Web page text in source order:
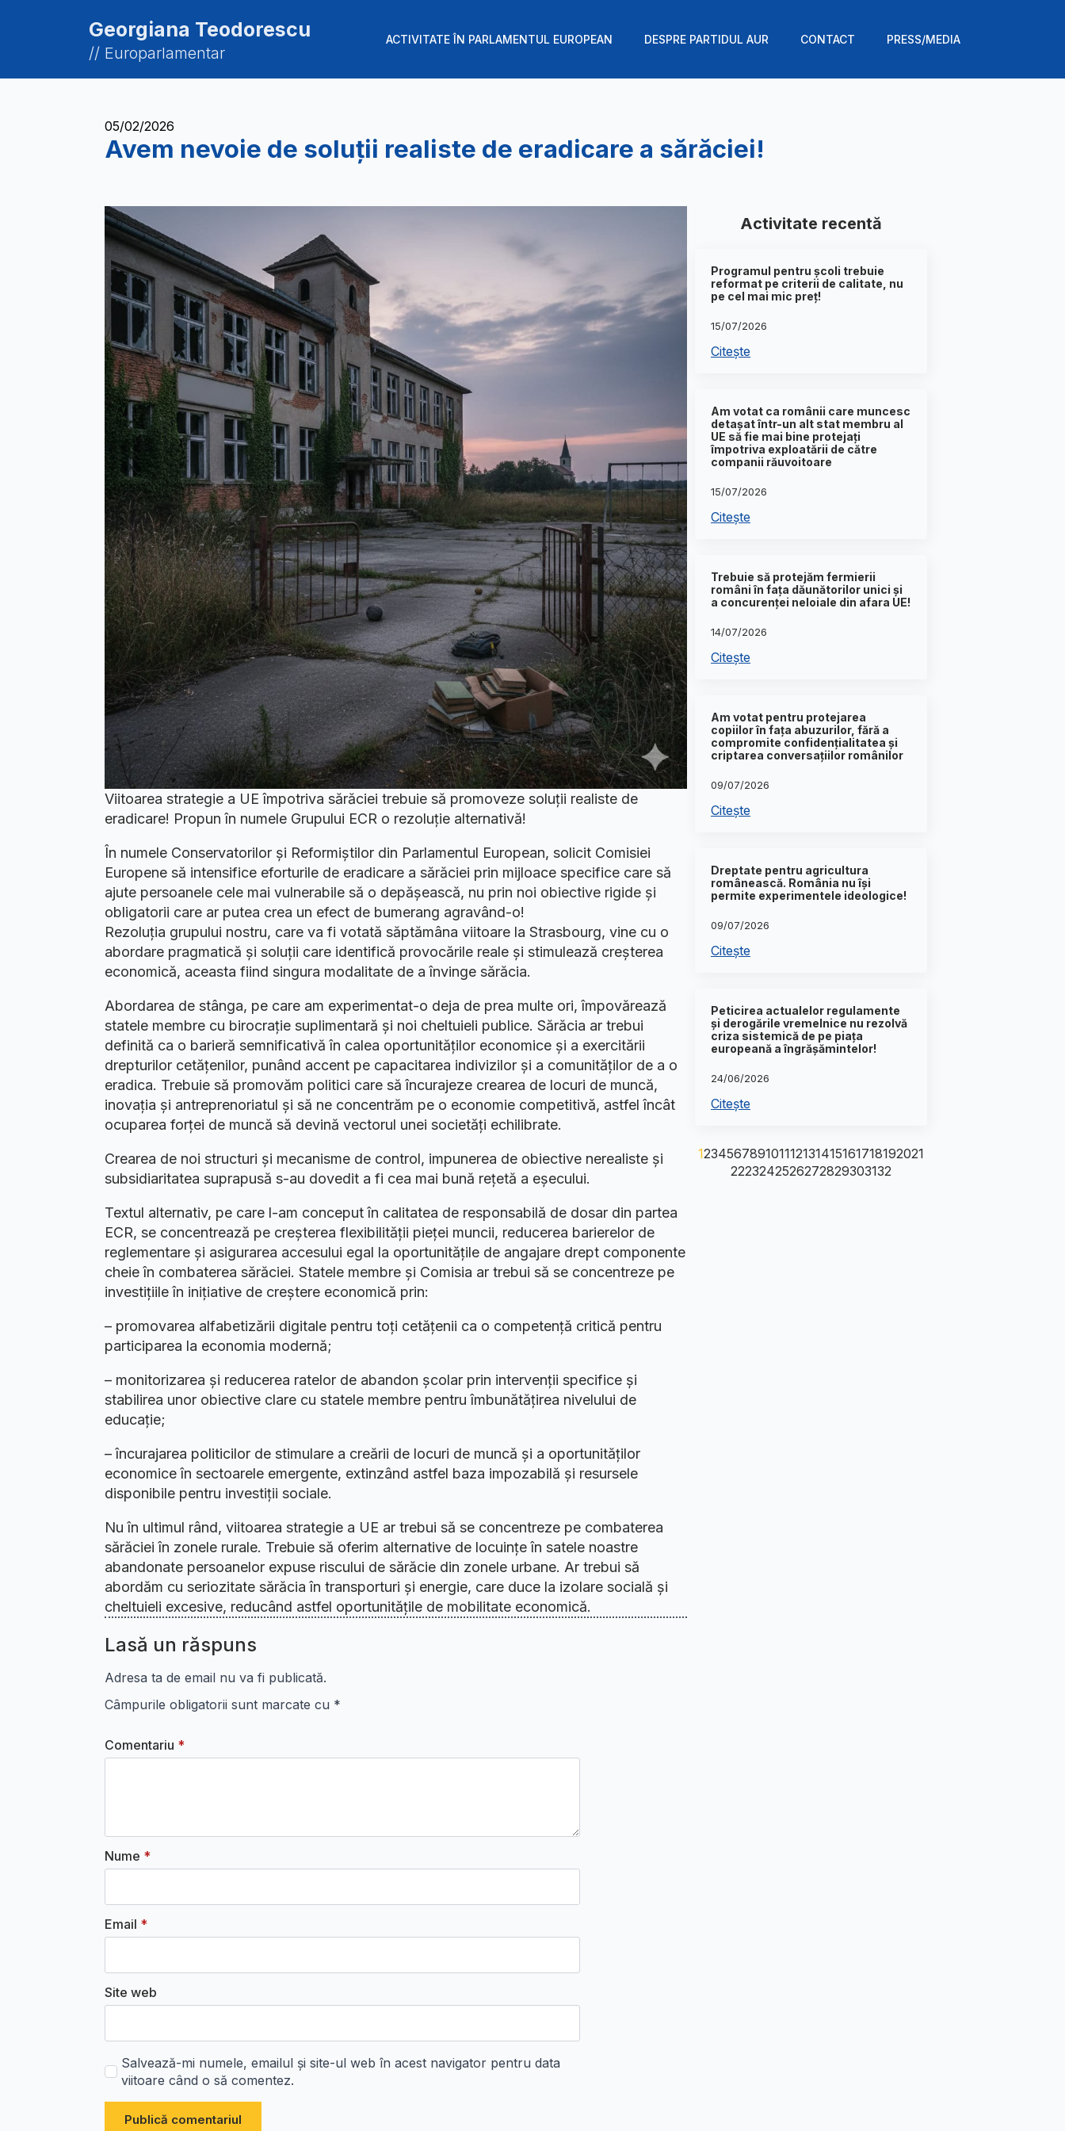
Georgiana Teodorescu
// Europarlamentar
ACTIVITATE ÎN PARLAMENTUL EUROPEAN DESPRE PARTIDUL AUR CONTACT PRESS/MEDIA
05/02/2026
Avem nevoie de soluții realiste de eradicare a sărăciei!
Viitoarea strategie a UE împotriva sărăciei trebuie să promoveze soluții realiste de
eradicare! Propun în numele Grupului ECR o rezoluție alternativă!
În numele Conservatorilor și Reformiștilor din Parlamentul European, solicit Comisiei
Europene să intensifice eforturile de eradicare a sărăciei prin mijloace specifice care să
ajute persoanele cele mai vulnerabile să o depășească, nu prin noi obiective rigide și
obligatorii care ar putea crea un efect de bumerang agravând-o!
Rezoluția grupului nostru, care va fi votată săptămâna viitoare la Strasbourg, vine cu o
abordare pragmatică și soluții care identifică provocările reale și stimulează creșterea
economică, aceasta fiind singura modalitate de a învinge sărăcia.
Abordarea de stânga, pe care am experimentat-o deja de prea multe ori, împovărează
statele membre cu birocrație suplimentară și noi cheltuieli publice. Sărăcia ar trebui
definită ca o barieră semnificativă în calea oportunităților economice și a exercitării
drepturilor cetățenilor, punând accent pe capacitarea indivizilor și a comunităților de a o
eradica. Trebuie să promovăm politici care să încurajeze crearea de locuri de muncă,
inovația și antreprenoriatul și să ne concentrăm pe o economie competitivă, astfel încât
ocuparea forței de muncă să devină vectorul unei societăți echilibrate.
Crearea de noi structuri și mecanisme de control, impunerea de obiective nerealiste și
subsidiaritatea suprapusă s-au dovedit a fi cea mai bună rețetă a eșecului.
Textul alternativ, pe care l-am conceput în calitatea de responsabilă de dosar din partea
ECR, se concentrează pe creșterea flexibilității pieței muncii, reducerea barierelor de
reglementare și asigurarea accesului egal la oportunitățile de angajare drept componente
cheie în combaterea sărăciei. Statele membre și Comisia ar trebui să se concentreze pe
investițiile în inițiative de creștere economică prin:
– promovarea alfabetizării digitale pentru toți cetățenii ca o competență critică pentru
participarea la economia modernă;
– monitorizarea și reducerea ratelor de abandon școlar prin intervenții specifice și
stabilirea unor obiective clare cu statele membre pentru îmbunătățirea nivelului de
educație;
– încurajarea politicilor de stimulare a creării de locuri de muncă și a oportunităților
economice în sectoarele emergente, extinzând astfel baza impozabilă și resursele
disponibile pentru investiții sociale.
Nu în ultimul rând, viitoarea strategie a UE ar trebui să se concentreze pe combaterea
sărăciei în zonele rurale. Trebuie să oferim alternative de locuințe în satele noastre
abandonate persoanelor expuse riscului de sărăcie din zonele urbane. Ar trebui să
abordăm cu seriozitate sărăcia în transporturi și energie, care duce la izolare socială și
cheltuieli excesive, reducând astfel oportunitățile de mobilitate economică.
Lasă un răspuns
Adresa ta de email nu va fi publicată.
Câmpurile obligatorii sunt marcate cu *
Comentariu *
Nume *
Email *
Site web
Salvează-mi numele, emailul și site-ul web în acest navigator pentru data
viitoare când o să comentez.
Activitate recentă
Programul pentru școli trebuie
reformat pe criterii de calitate, nu
pe cel mai mic preț!
15/07/2026
Citește
Am votat ca românii care muncesc
detașat într-un alt stat membru al
UE să fie mai bine protejați
împotriva exploatării de către
companii răuvoitoare
15/07/2026
Citește
Trebuie să protejăm fermierii
români în fața dăunătorilor unici și
a concurenței neloiale din afara UE!
14/07/2026
Citește
Am votat pentru protejarea
copiilor în fața abuzurilor, fără a
compromite confidențialitatea și
criptarea conversațiilor românilor
09/07/2026
Citește
Dreptate pentru agricultura
românească. România nu își
permite experimentele ideologice!
09/07/2026
Citește
Peticirea actualelor regulamente
și derogările vremelnice nu rezolvă
criza sistemică de pe piața
europeană a îngrășămintelor!
24/06/2026
Citește
123456789101112131415161718192021
2223242526272829303132